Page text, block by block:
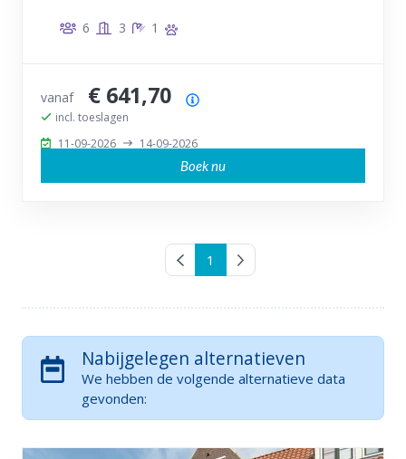
6 3 1
vanaf € 641,70
incl. toeslagen
11-09-2026
14-09-2026
Boek nu
Vorige pagina
1 Volgende pagina
Nabijgelegen alternatieven
We hebben de volgende alternatieve data
gevonden: